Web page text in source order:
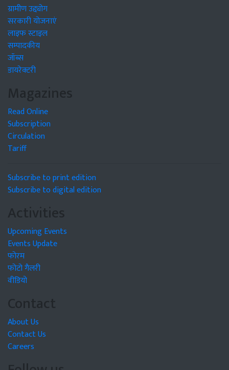
ग्रामीण उद्द्योग
सरकारी योजनाएं
लाइफ स्टाइल
सम्पादकीय
जॉब्स
डायरेक्टरी
Magazines
Read Online
Subscription
Circulation
Tariff
Subscribe to print edition
Subscribe to digital edition
Activities
Upcoming Events
Events Update
फोरम
फोटो गैलरी
वीडियो
Contact
About Us
Contact Us
Careers